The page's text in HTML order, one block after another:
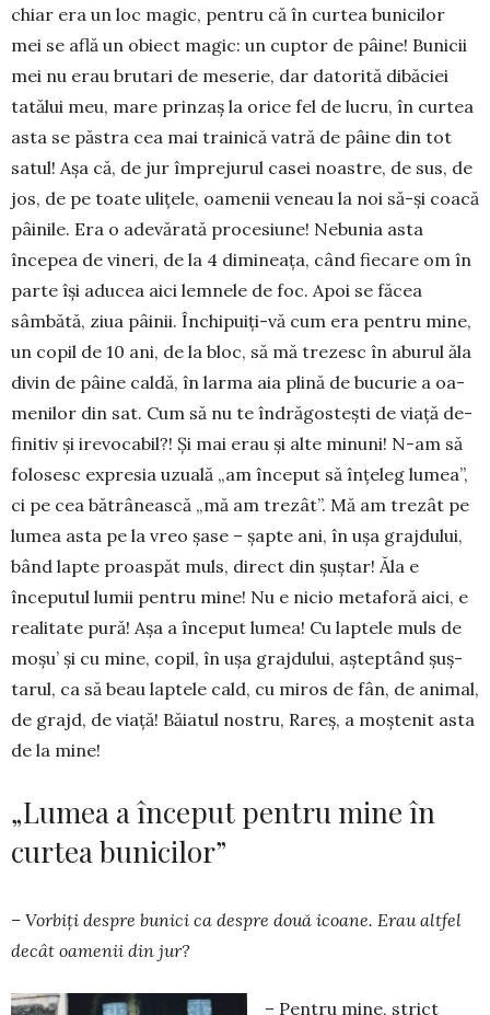
chiar era un loc magic, pentru că în curtea bunicilor
mei se află un obiect magic: un cuptor de pâine! Bunicii
mei nu erau brutari de meserie, dar datorită dibăciei
tatălui meu, mare prinzaș la orice fel de lucru, în curtea
asta se păstra cea mai trainică vatră de pâine din tot
satul! Așa că, de jur împrejurul casei noastre, de sus, de
jos, de pe toate ulițele, oamenii veneau la noi să-și coacă
pâinile. Era o adevărată pro­cesiune! Nebunia asta
începea de vineri, de la 4 dimineața, când fiecare om în
parte își aducea aici lemnele de foc. Apoi se făcea
sâmbătă, ziua pâinii. Închipuiți-vă cum era pentru mine,
un copil de 10 ani, de la bloc, să mă trezesc în aburul ăla
divin de pâine caldă, în larma aia plină de bucurie a oa­
me­nilor din sat. Cum să nu te îndră­gos­tești de viață de­
finitiv și irevocabil?! Și mai erau și alte mi­nuni! N-am să
folosesc expresia uzu­ală „am în­ceput să în­țe­leg lumea”,
ci pe cea bă­­trâ­nească „mă am tre­zât”. Mă am tre­zât pe
lumea asta pe la vreo șase – șapte ani, în ușa graj­du­lui,
bând lapte proaspăt muls, di­rect din șuș­tar! Ăla e
începutul lumii pentru mine! Nu e nicio metaforă aici, e
re­alitate pură! Așa a început lu­mea! Cu laptele muls de
moșu’ și cu mine, copil, în ușa graj­dului, aș­tep­tând șuș­
tarul, ca să beau laptele cald, cu miros de fân, de animal,
de grajd, de viață! Băiatul nos­­tru, Rareș, a moștenit asta
de la mine!
„Lumea a început pentru mine în
curtea bunicilor”
– Vorbiți despre bunici ca despre două icoane. Erau altfel
decât oamenii din jur?
– Pentru mine, strict